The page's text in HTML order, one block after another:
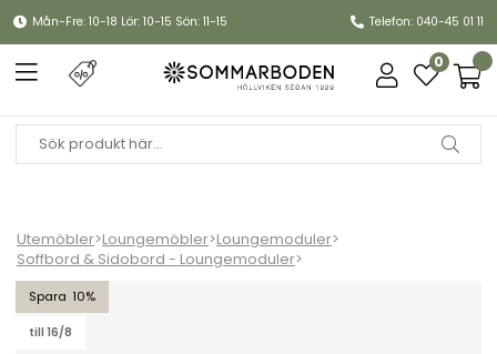
Mån-Fre: 10-18 Lör: 10-15 Sön: 11-15 Telefon: 040-45 01 11
0
Utemöbler>Loungemöbler>Loungemoduler>
Soffbord & Sidobord - Loungemoduler>
10
till 16/8
Battleford sidobord - grå